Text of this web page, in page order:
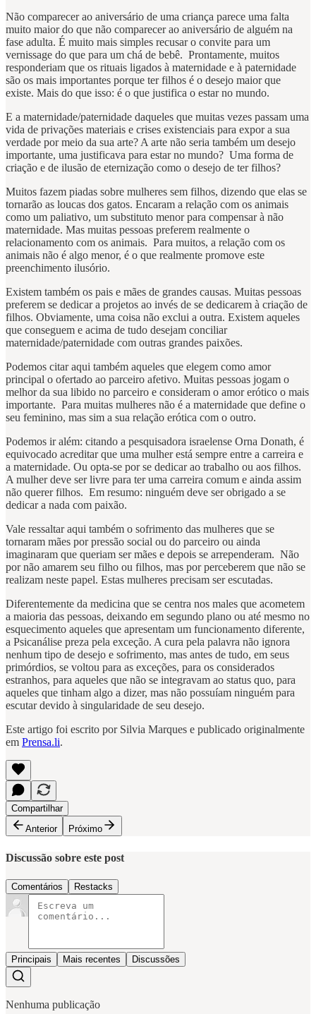
Não comparecer ao aniversário de uma criança parece uma falta
muito maior do que não comparecer ao aniversário de alguém na
fase adulta. É muito mais simples recusar o convite para um
vernissage do que para um chá de bebê. Prontamente, muitos
responderiam que os rituais ligados à maternidade e à paternidade
são os mais importantes porque ter filhos é o desejo maior que
existe. Mais do que isso: é o que justifica o estar no mundo.
E a maternidade/paternidade daqueles que muitas vezes passam uma
vida de privações materiais e crises existenciais para expor a sua
verdade por meio da sua arte? A arte não seria também um desejo
importante, uma justificava para estar no mundo? Uma forma de
criação e de ilusão de eternização como o desejo de ter filhos?
Muitos fazem piadas sobre mulheres sem filhos, dizendo que elas se
tornarão as loucas dos gatos. Encaram a relação com os animais
como um paliativo, um substituto menor para compensar à não
maternidade. Mas muitas pessoas preferem realmente o
relacionamento com os animais. Para muitos, a relação com os
animais não é algo menor, é o que realmente promove este
preenchimento ilusório.
Existem também os pais e mães de grandes causas. Muitas pessoas
preferem se dedicar a projetos ao invés de se dedicarem à criação de
filhos. Obviamente, uma coisa não exclui a outra. Existem aqueles
que conseguem e acima de tudo desejam conciliar
maternidade/paternidade com outras grandes paixões.
Podemos citar aqui também aqueles que elegem como amor
principal o ofertado ao parceiro afetivo. Muitas pessoas jogam o
melhor da sua libido no parceiro e consideram o amor erótico o mais
importante. Para muitas mulheres não é a maternidade que define o
seu feminino, mas sim a sua relação erótica com o outro.
Podemos ir além: citando a pesquisadora israelense Orna Donath, é
equivocado acreditar que uma mulher está sempre entre a carreira e
a maternidade. Ou opta-se por se dedicar ao trabalho ou aos filhos.
A mulher deve ser livre para ter uma carreira comum e ainda assim
não querer filhos. Em resumo: ninguém deve ser obrigado a se
dedicar a nada com paixão.
Vale ressaltar aqui também o sofrimento das mulheres que se
tornaram mães por pressão social ou do parceiro ou ainda
imaginaram que queriam ser mães e depois se arrependeram. Não
por não amarem seu filho ou filhos, mas por perceberem que não se
realizam neste papel. Estas mulheres precisam ser escutadas.
Diferentemente da medicina que se centra nos males que acometem
a maioria das pessoas, deixando em segundo plano ou até mesmo no
esquecimento aqueles que apresentam um funcionamento diferente,
a Psicanálise preza pela exceção. A cura pela palavra não ignora
nenhum tipo de desejo e sofrimento, mas antes de tudo, em seus
primórdios, se voltou para as exceções, para os considerados
estranhos, para aqueles que não se integravam ao status quo, para
aqueles que tinham algo a dizer, mas não possuíam ninguém para
escutar devido à singularidade de seu desejo.
Este artigo foi escrito por Silvia Marques e publicado originalmente
em Prensa.li.
Compartilhar
Anterior
Próximo
Discussão sobre este post
Comentários Restacks
Principais Mais recentes Discussões
Nenhuma publicação